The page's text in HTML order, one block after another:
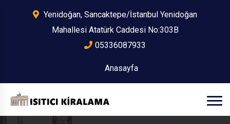
Yenidoğan, Sancaktepe/İstanbul Yenidoğan
Mahallesi Atatürk Caddesi No:303B
05336087933
Anasayfa